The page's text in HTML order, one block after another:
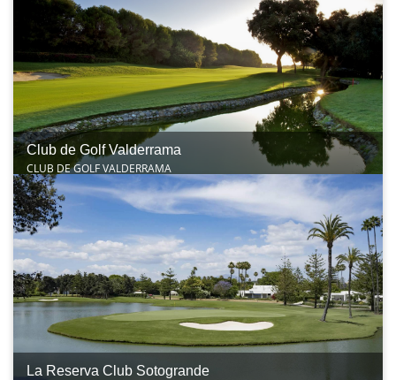
Club de Golf Valderrama
CLUB DE GOLF VALDERRAMA
La Reserva Club Sotogrande